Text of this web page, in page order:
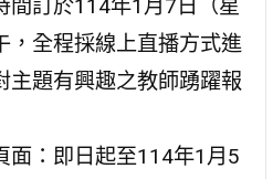
間訂於114年1月7日（星
，全程採線上直播方式進
主題有興趣之教師踴躍報
面：即日起至114年1月5